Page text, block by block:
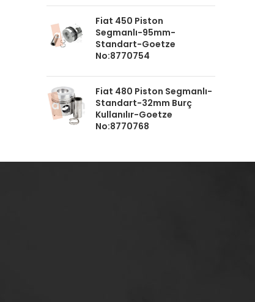
Fiat 450 Piston
Segmanlı-95mm-
Standart-Goetze
No:8770754
Fiat 480 Piston Segmanlı-
Standart-32mm Burç
Kullanılır-Goetze
No:8770768